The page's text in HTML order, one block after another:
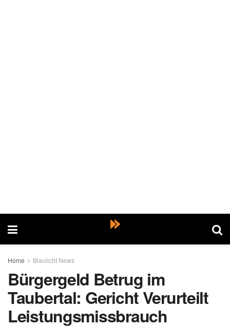
Home Blaulicht News
Bürgergeld Betrug im
Taubertal: Gericht Verurteilt
Leistungsmissbrauch